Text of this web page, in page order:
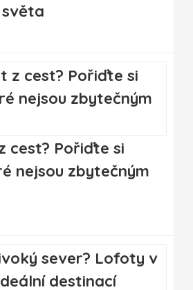
cest? Pořiďte si
nejsou zbytečným